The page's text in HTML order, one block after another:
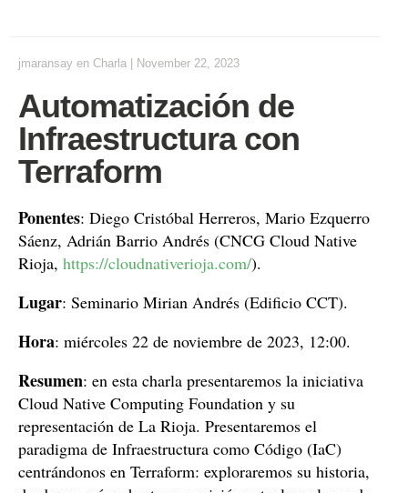
jmaransay en Charla November 22, 2023
Automatización de
Infraestructura con
Terraform
Ponentes: Diego Cristóbal Herreros, Mario Ezquerro
Sáenz, Adrián Barrio Andrés (CNCG Cloud Native
Rioja, https://cloudnativerioja.com/).
Lugar: Seminario Mirian Andrés (Edificio CCT).
Hora: miércoles 22 de noviembre de 2023, 12:00.
Resumen: en esta charla presentaremos la iniciativa
Cloud Native Computing Foundation y su
representación de La Rioja. Presentaremos el
paradigma de Infraestructura como Código (IaC)
centrándonos en Terraform: exploraremos su historia,